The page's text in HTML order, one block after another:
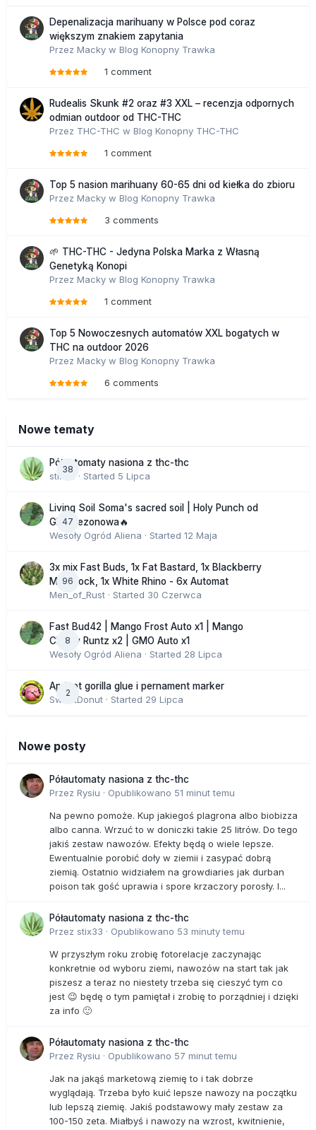
Depenalizacja marihuany w Polsce pod coraz
większym znakiem zapytania
Przez Macky w Blog Konopny Trawka
1 comment
Rudealis Skunk #2 oraz #3 XXL – recenzja odpornych
odmian outdoor od THC-THC
Przez THC-THC w Blog Konopny THC-THC
1 comment
Top 5 nasion marihuany 60-65 dni od kiełka do zbioru
Przez Macky w Blog Konopny Trawka
3 comments
🌱 THC-THC - Jedyna Polska Marka z Własną
Genetyką Konopi
Przez Macky w Blog Konopny Trawka
1 comment
Top 5 Nowoczesnych automatów XXL bogatych w
THC na outdoor 2026
Przez Macky w Blog Konopny Trawka
6 comments
Nowe tematy
38
Półautomaty nasiona z thc-thc
stix33 · Started 5 Lipca
47
Living Soil Soma's sacred soil | Holy Punch od
GHS sezonowa🔥
Wesoły Ogród Aliena · Started 12 Maja
96
3x mix Fast Buds, 1x Fat Bastard, 1x Blackberry
Moonrock, 1x White Rhino - 6x Automat
Men_of_Rust · Started 30 Czerwca
8
Fast Bud42 | Mango Frost Auto x1 | Mango
Cherry Runtz x2 | GMO Auto x1
Wesoły Ogród Aliena · Started 28 Lipca
2
Apricot gorilla glue i pernament marker
SweetDonut · Started 29 Lipca
Nowe posty
Półautomaty nasiona z thc-thc
Przez Rysiu · Opublikowano 51 minut temu
Na pewno pomoże. Kup jakiegoś plagrona albo biobizza
albo canna. Wrzuć to w doniczki takie 25 litrów. Do tego
jakiś zestaw nawozów. Efekty będą o wiele lepsze.
Ewentualnie porobić doły w ziemii i zasypać dobrą
ziemią. Ostatnio widziałem na growdiaries jak durban
poison tak gość uprawia i spore krzaczory porosły. I...
Półautomaty nasiona z thc-thc
Przez stix33 · Opublikowano 53 minuty temu
W przyszłym roku zrobię fotorelacje zaczynając
konkretnie od wyboru ziemi, nawozów na start tak jak
piszesz a teraz no niestety trzeba się cieszyć tym co
jest 😉 będę o tym pamiętał i zrobię to porządniej i dzięki
za info 🙂
Półautomaty nasiona z thc-thc
Przez Rysiu · Opublikowano 57 minut temu
Jak na jakąś marketową ziemię to i tak dobrze
wyglądają. Trzeba było kuić lepsze nawozy na początku
lub lepszą ziemię. Jakiś podstawowy mały zestaw za
100-150 zeta. Miałbyś i nawozy na wzrost, kwitnienie,